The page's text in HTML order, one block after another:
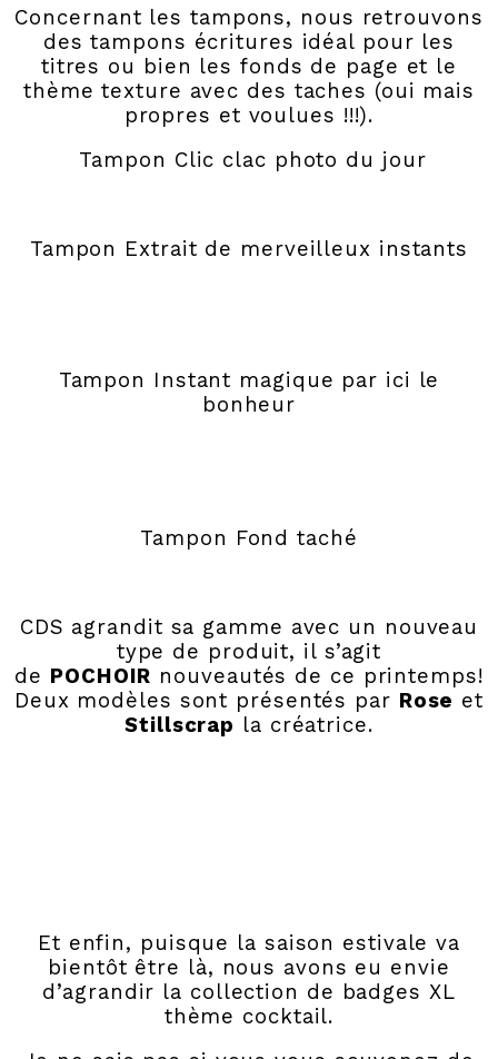
Concernant les tampons, nous retrouvons
des tampons écritures idéal pour les
titres ou bien les fonds de page et le
thème texture avec des taches (oui mais
propres et voulues !!!).
Tampon Clic clac photo du jour
Tampon Extrait de merveilleux instants
Tampon Instant magique par ici le
bonheur
Tampon Fond taché
CDS agrandit sa gamme avec un nouveau
type de produit, il s’agit
de POCHOIR nouveautés de ce printemps!
Deux modèles sont présentés par Rose et
Stillscrap la créatrice.
Et enfin, puisque la saison estivale va
bientôt être là, nous avons eu envie
d’agrandir la collection de badges XL
thème cocktail.